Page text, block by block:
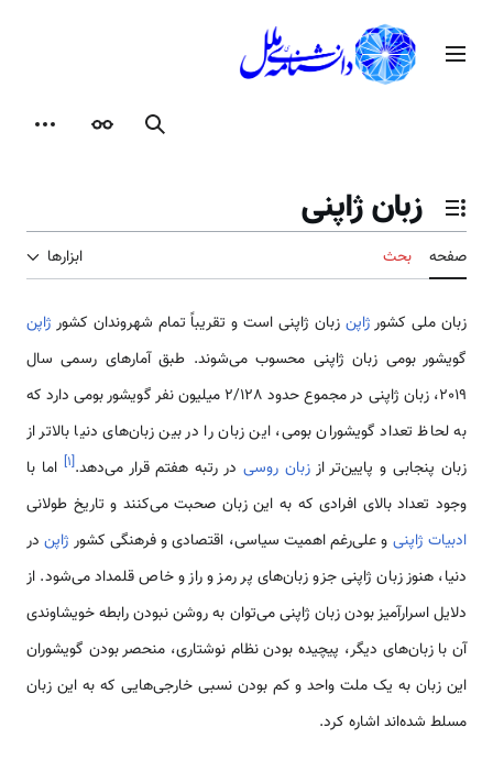
محتوامنوی اصلی
جستجوظاهر
تغییر وضعیت فهرست محتویات
زبان ژاپنی
صفحه بحث ابزارها
زبان ملی کشورژاپن زبان ژاپنی است و تقریباً تمام شهروندان کشور ژاپن
گویشور بومی زبان ژاپنی محسوب می‌شوند. طبق آمارهای رسمی سال
2019، زبان ژاپنی در مجموع حدود 2/128 میلیون نفر گویشور بومی دارد که
به لحاظ تعداد گویشوران بومی، این زبان را در بین زبان‌های دنیا بالاتر از
زبان پنجابی و پایین‌تر اززبان روسی در رتبه هفتم قرار می‌دهد.[۱] اما با
وجود تعداد بالای افرادی که به این زبان صحبت می‌کنند و تاریخ طولانی
ادبیات ژاپنی و علی‌رغم اهمیت سیاسی، اقتصادی و فرهنگی کشور ژاپندر
دنیا، هنوز زبان ژاپنی جزو زبان‌های پر رمز و راز و خاص قلمداد می‌شود. از
دلایل اسرارآمیز بودن زبان ژاپنی می‌توان به روشن نبودن رابطه خویشاوندی
آن با زبان‌های دیگر، پیچیده بودن نظام نوشتاری، منحصر بودن گویشوران
این زبان به یک ملت واحد و کم بودن نسبی خارجی‌هایی که به این زبان
مسلط شده‌اند اشاره کرد.